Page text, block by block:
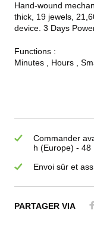
Hand-wound
thick, 19 jewels,
device. 3 Days
Functions :
Minutes , Hours ,
Commander
h (Europe) - 48
Envoi sûr et
PARTAGER VIA